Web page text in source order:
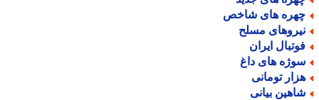
های شاخص
مسلح
ایران
های داغ
تومانی
بیانی